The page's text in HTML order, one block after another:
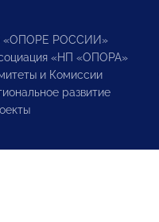
«ОПОРЕ РОССИИ»
«НП «ОПОРА»
и Комиссии
развитие